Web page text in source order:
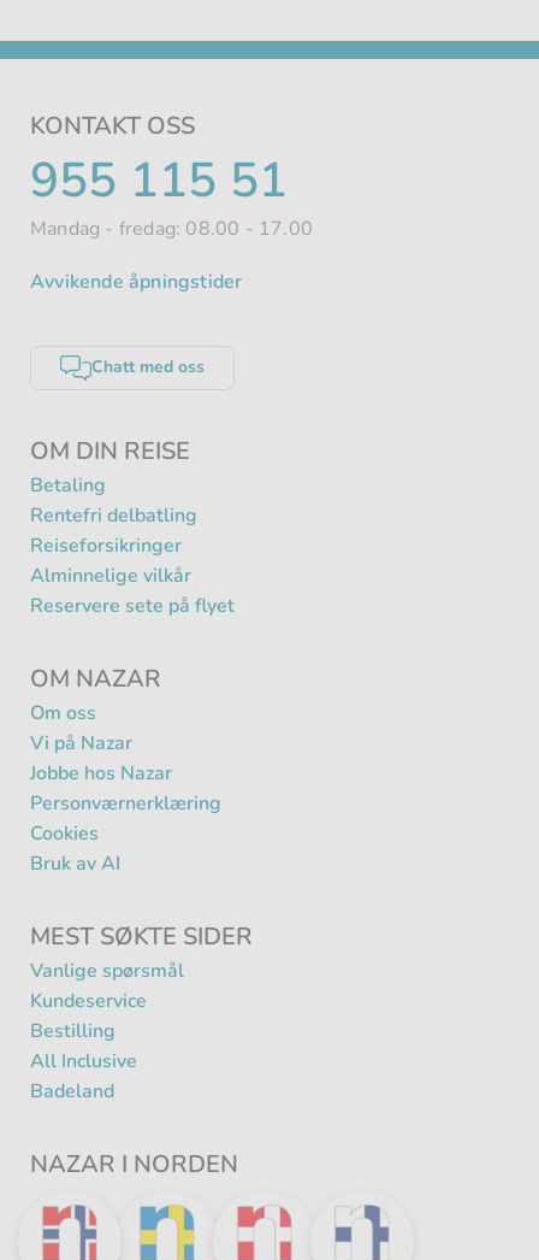
OM DIN REISE
Betaling
Rentefri delbatling
Reiseforsikringer
Alminnelige vilkår
Reservere sete på flyet
OM NAZAR
Om oss
Vi på Nazar
Jobbe hos Nazar
Personværnerklæring
Cookies
Bruk av AI
MEST SØKTE SIDER
Vanlige spørsmål
Kundeservice
Bestilling
All Inclusive
Badeland
KONTAKT OSS
TELEFONNUMMER
955 115 51
Mandag - fredag: 08.00 - 17.00
Avvikende åpningstider
Chatt med oss
NAZAR I NORDEN